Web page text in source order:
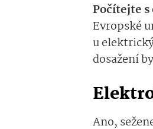
Počítejte
Evropské
u
dosažení
Ano,